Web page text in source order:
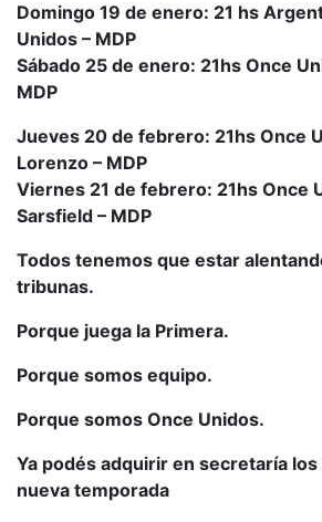
Domingo 19 de enero: 21 hs
Unidos – MDP
Sábado 25 de enero: 21hs Once
MDP
Jueves 20 de febrero: 21hs Once
Lorenzo – MDP
Viernes 21 de febrero: 21hs Once
Sarsfield – MDP
Todos tenemos que estar
tribunas.
Porque juega la Primera.
Porque somos equipo.
Porque somos Once Unidos.
Ya podés adquirir en secretaría
nueva temporada